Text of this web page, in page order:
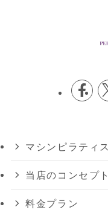
マシンピラティス
当店のコンセプト
料金プラン